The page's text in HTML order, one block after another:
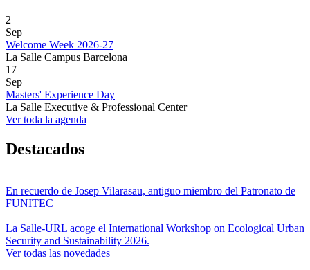
2
Sep
Welcome Week 2026-27
La Salle Campus Barcelona
17
Sep
Masters' Experience Day
La Salle Executive & Professional Center
Ver toda la agenda
Destacados
En recuerdo de Josep Vilarasau, antiguo miembro del Patronato de
FUNITEC
La Salle-URL acoge el International Workshop on Ecological Urban
Security and Sustainability 2026.
Ver todas las novedades